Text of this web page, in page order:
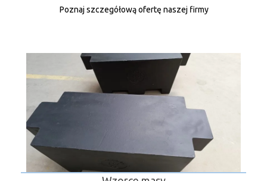
Poznaj szczegółową ofertę naszej firmy